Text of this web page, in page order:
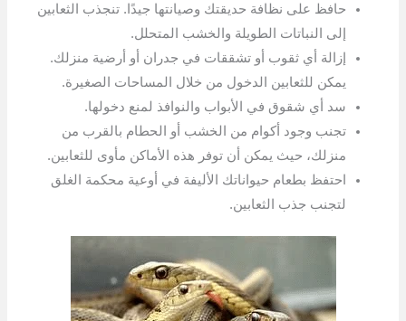
حافظ على نظافة حديقتك وصيانتها جيدًا. تنجذب الثعابين
إلى النباتات الطويلة والخشب المتحلل.
إزالة أي ثقوب أو تشققات في جدران أو أرضية منزلك.
يمكن للثعابين الدخول من خلال المساحات الصغيرة.
سد أي شقوق في الأبواب والنوافذ لمنع دخولها.
تجنب وجود أكوام من الخشب أو الحطام بالقرب من
منزلك، حيث يمكن أن توفر هذه الأماكن مأوى للثعابين.
احتفظ بطعام حيواناتك الأليفة في أوعية محكمة الغلق
لتجنب جذب الثعابين.